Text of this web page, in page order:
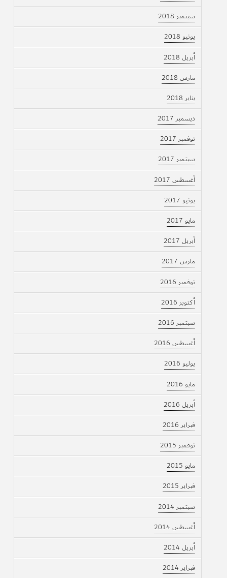
سبتمبر 2018
يونيو 2018
أبريل 2018
مارس 2018
يناير 2018
ديسمبر 2017
نوفمبر 2017
سبتمبر 2017
أغسطس 2017
يونيو 2017
مايو 2017
أبريل 2017
مارس 2017
نوفمبر 2016
أكتوبر 2016
سبتمبر 2016
أغسطس 2016
يوليو 2016
مايو 2016
أبريل 2016
فبراير 2016
نوفمبر 2015
مايو 2015
فبراير 2015
سبتمبر 2014
أغسطس 2014
أبريل 2014
فبراير 2014